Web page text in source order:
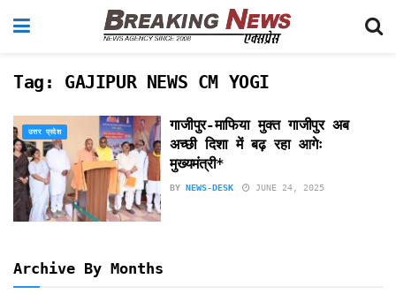
Tag: GAJIPUR NEWS CM YOGI
उत्तर प्रदेश
गाजीपुर-माफिया मुक्त गाजीपुर अब
अच्छी दिशा में बढ़ रहा आगेः
मुख्यमंत्री*
BY NEWS-DESK JUNE 24, 2025
Archive By Months